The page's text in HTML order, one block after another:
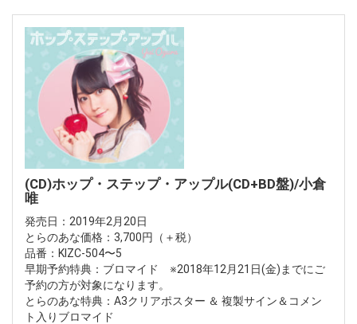
(CD)ホップ・ステップ・アップル(CD+BD盤)/小倉
唯
発売日：2019年2月20日
とらのあな価格：3,700円（＋税）
品番：KIZC-504〜5
早期予約特典：ブロマイド ※2018年12月21日(金)までにご
予約の方が対象になります。
とらのあな特典：A3クリアポスター ＆ 複製サイン＆コメン
ト入りブロマイド